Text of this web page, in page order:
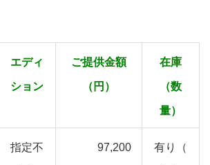
エディ
ション
ご提供金額
（円）
在庫
（数
量）
指定不 97,200 有り（